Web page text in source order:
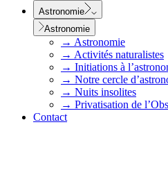
Astronomie
Astronomie
→ Astronomie
→ Activités naturalistes
→ Initiations à
→ Notre cercle
→ Nuits insolites
→ Privatisation de
Contact